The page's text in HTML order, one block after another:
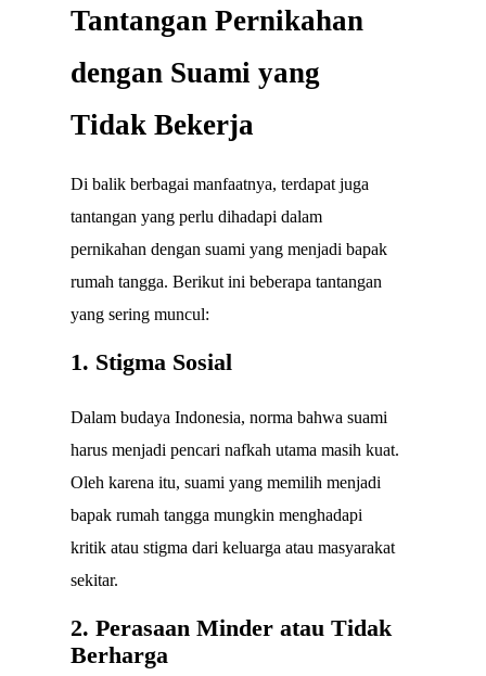
Tantangan Pernikahan
dengan Suami yang
Tidak Bekerja
Di balik berbagai manfaatnya, terdapat juga
tantangan yang perlu dihadapi dalam
pernikahan dengan suami yang menjadi bapak
rumah tangga. Berikut ini beberapa tantangan
yang sering muncul:
1. Stigma Sosial
Dalam budaya Indonesia, norma bahwa suami
harus menjadi pencari nafkah utama masih kuat.
Oleh karena itu, suami yang memilih menjadi
bapak rumah tangga mungkin menghadapi
kritik atau stigma dari keluarga atau masyarakat
sekitar.
2. Perasaan Minder atau Tidak
Berharga